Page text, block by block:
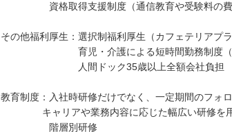
資格取得支援制度（通信教育や受験料の費用
その他福利厚生：選択制福利厚生（カフェテリアプ
育児・介護による短時間勤務制度（規
人間ドック35歳以上全額会社負担
教育制度：入社時研修だけでなく、一定期間のフォ
キャリアや業務内容に応じた幅広い研修を用
階層別研修